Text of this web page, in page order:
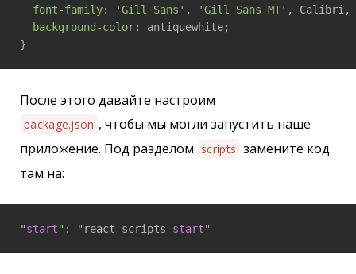
font-family: 'Gill Sans' , 'Gill Sans MT' , Calibri,
background-color: antiquewhite;
}
После этого давайте настроим
package.json , чтобы мы могли запустить наше
приложение. Под разделом scripts замените код
там на:
"start": " react-scripts start"